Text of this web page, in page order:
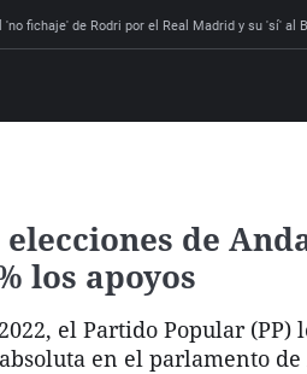
fichaje' de Rodri por el Real Madrid y su 'sí' al
de
los apoyos
el Partido Popular (PP)
en el parlamento